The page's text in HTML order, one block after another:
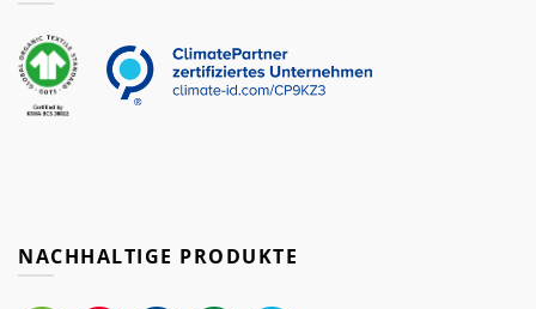
NACHHALTIGE PRODUKTE